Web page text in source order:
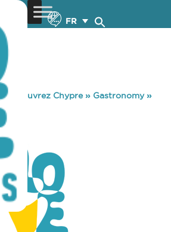
FR
»Découvrez Chypre» Gastronomy»